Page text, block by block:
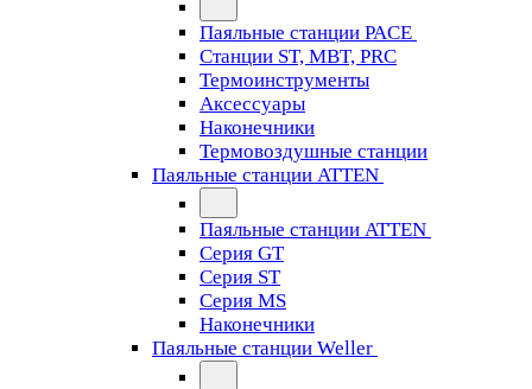
Паяльные станции PACE
Станции ST, MBT, PRC
Термоинструменты
Аксессуары
Наконечники
Термовоздушные станции
Паяльные станции ATTEN
Паяльные станции ATTEN
Серия GT
Серия ST
Серия MS
Наконечники
Паяльные станции Weller